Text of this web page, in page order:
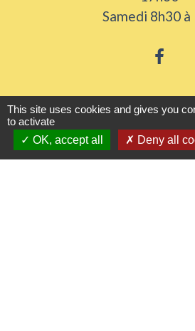
Samedi 8h30 à
Liens
Seine Normandie
This site uses cookies and gives you
to activate
OK, accept all
Deny all